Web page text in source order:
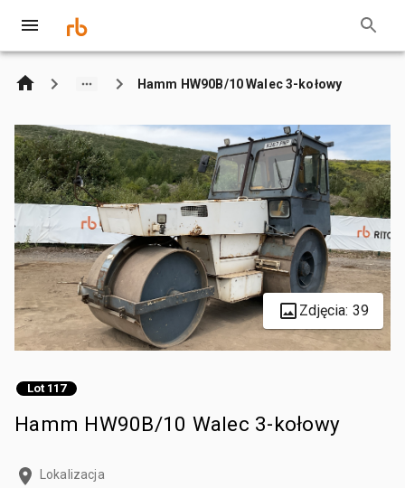
Hamm HW90B/10 Walec 3-kołowy
Zdjęcia: 39
Lot 117
Hamm HW90B/10 Walec 3-kołowy
Lokalizacja